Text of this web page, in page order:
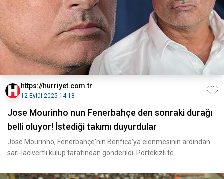
https://hurriyet.com.tr
12 Eylül 2025 14:18
Jose Mourinho nun Fenerbahçe den sonraki durağı
belli oluyor! İstediği takımı duyurdular
Jose Mourinho, Fenerbahçe'nin Benfica'ya elenmesinin ardından
sarı-lacivertli kulüp tarafından gönderildi. Portekizli te